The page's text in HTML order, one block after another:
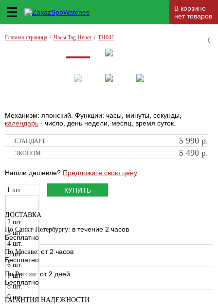
Главная страница / Часы Tag Heuer / TH041
Механизм: японский. Функции: часы, минуты, секунды,
календарь - число, день недели, месяц, время суток.
СТАНДАРТ 5 990 р.
ЭКОНОМ 5 490 р.
Нашли дешевле? Предложите свою цену
{
1 шт.
1 шт.
2 шт.
3 шт.
4 шт.
5 шт.
6 шт.
7 шт.
8 шт.
9 шт.
КУПИТЬ
ДОСТАВКА
По Санкт-Петербургу: в течение 2 часов
Бесплатно
По Москве: от 2 часов
Бесплатно
По России: от 2 дней
Бесплатно
ГАРАНТИЯ НАДЕЖНОСТИ
В корзине
нет товаров